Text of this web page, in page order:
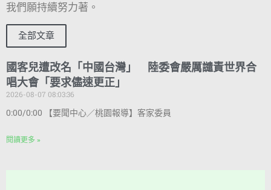
我們願持續努力著。
全部文章
國客兒遭改名「中國台灣」 陸委會嚴厲譴責世界合
唱大會「要求儘速更正」
2026-08-07 08:03:36
0:00/0:00 【要聞中心／桃園報導】客家委員
閱讀更多 »